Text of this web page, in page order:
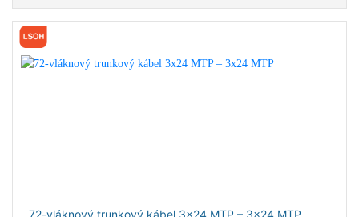
72-vláknový trunkový kábel 3x24 MTP – 3x24 MTP